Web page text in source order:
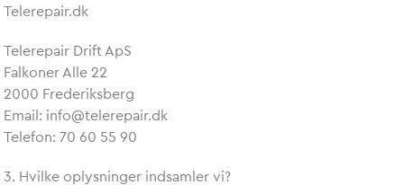
Telerepair.dk
Telerepair Drift ApS
Falkoner Alle 22
2000 Frederiksberg
Email: info@telerepair.dk
Telefon: 70 60 55 90
3. Hvilke oplysninger indsamler vi?